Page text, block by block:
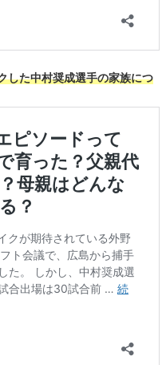
した中村奨成選手の家族につ